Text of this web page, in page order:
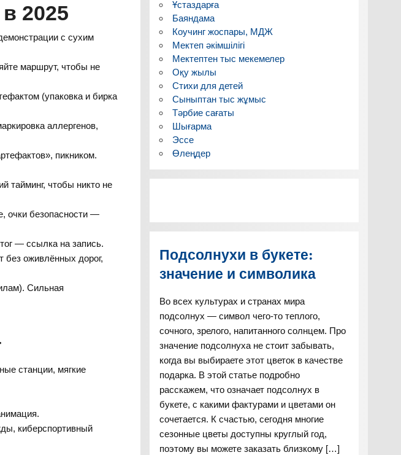
2025
с сухим
маршрут, чтобы не
(упаковка и бирка
аллергенов,
пикником.
тайминг, чтобы никто не
очки безопасности —
— ссылка на запись.
без оживлённых дорог,
Сильная
станции, мягкие
киберспортивный
Ұстаздарға
Баяндама
Коучинг жоспары, МДЖ
Мектеп әкімшілігі
Мектептен тыс мекемелер
Оқу жылы
Стихи для детей
Сыныптан тыс жұмыс
Тәрбие сағаты
Шығарма
Эссе
Өлеңдер
Подсолнухи в букете:
значение и символика
Во всех культурах и странах мира
подсолнух — символ чего-то теплого,
сочного, зрелого, напитанного солнцем. Про
значение подсолнуха не стоит забывать,
когда вы выбираете этот цветок в качестве
подарка. В этой статье подробно
расскажем, что означает подсолнух в
букете, с какими фактурами и цветами он
сочетается. К счастью, сегодня многие
сезонные цветы доступны круглый год,
поэтому вы можете заказать близкому […]